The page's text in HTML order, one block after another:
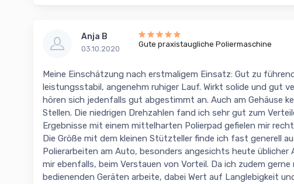
Anja B
03.10.2020
Gute praxistaugliche Poliermaschine
Meine Einschätzung nach erstmaligem Einsatz: Gut zu
leistungsstabil, angenehm ruhiger Lauf. Wirkt solide und gut
hören sich jedenfalls gut abgestimmt an. Auch am Gehäuse
Stellen. Die niedrigen Drehzahlen fand ich sehr gut zum
Ergebnisse mit einem mittelharten Polierpad gefielen mir
Die Größe mit dem kleinen Stützteller finde ich fast generell
Polierarbeiten am Auto, besonders angesichts heute üblicher
mir ebenfalls, beim Verstauen von Vorteil. Da ich zudem
bedienenden Geräten arbeite, dabei Wert auf Langlebigkeit